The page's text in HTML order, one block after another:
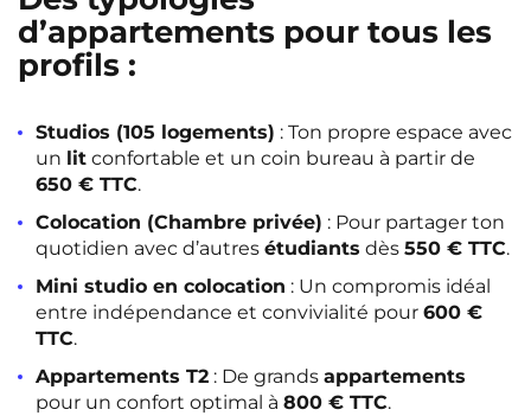
d’appartements pour tous les
profils :
Studios (105 logements) : Ton propre espace avec
un lit confortable et un coin bureau à partir de
650 € TTC.
Colocation (Chambre privée) : Pour partager ton
quotidien avec d’autres étudiants dès 550 € TTC.
Mini studio en colocation : Un compromis idéal
entre indépendance et convivialité pour 600 €
TTC.
Appartements T2 : De grands appartements
pour un confort optimal à 800 € TTC.